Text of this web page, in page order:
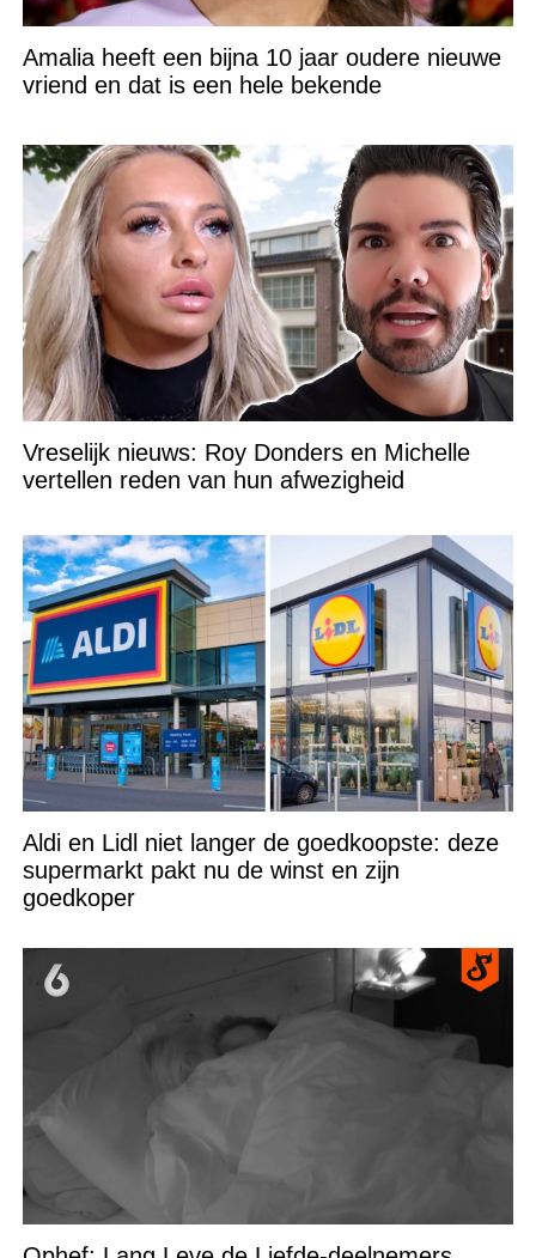
Amalia heeft een bijna 10 jaar oudere nieuwe
vriend en dat is een hele bekende
Vreselijk nieuws: Roy Donders en Michelle
vertellen reden van hun afwezigheid
Aldi en Lidl niet langer de goedkoopste: deze
supermarkt pakt nu de winst en zijn
goedkoper